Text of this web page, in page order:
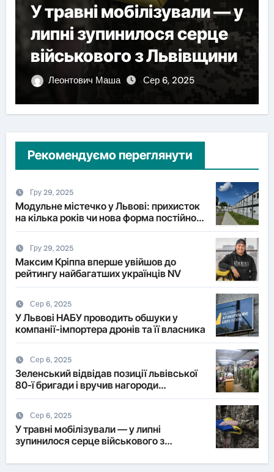
У травні мобілізували — у
липні зупинилося серце
військового з Львівщини
Леонтович Маша Сер 6, 2025
Рекомендуємо переглянути
Гру 29, 2025
Модульне містечко у Львові: прихисток
на кілька років чи нова форма постійного
житла?
Гру 29, 2025
Максим Кріппа вперше увійшов до
рейтингу найбагатших українців NV
Сер 6, 2025
У Львові НАБУ проводить обшуки у
компанії-імпортера дронів та її власника
Сер 6, 2025
Зеленський відвідав позиції львівської
80-ї бригади і вручив нагороди
військовим
Сер 6, 2025
У травні мобілізували — у липні
зупинилося серце військового з